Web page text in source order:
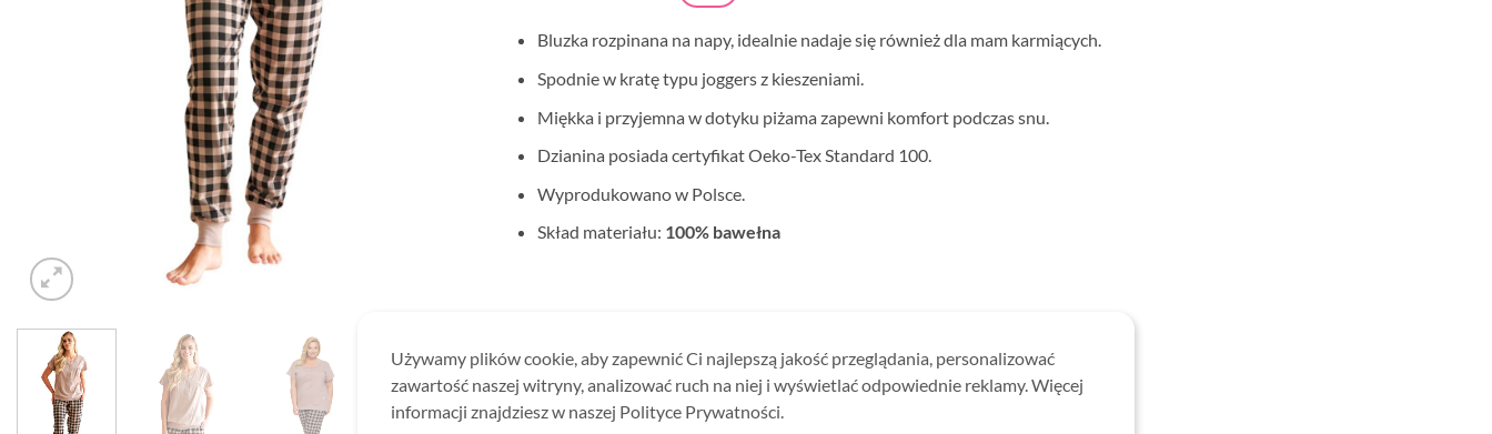
Bluzka rozpinana na napy, idealnie nadaje się również dla mam karmiących.
Spodnie w kratę typu joggers z kieszeniami.
Miękka i przyjemna w dotyku piżama zapewni komfort podczas snu.
Dzianina posiada certyfikat Oeko-Tex Standard 100.
Wyprodukowano w Polsce.
Skład materiału: 100% bawełna
Używamy plików cookie, aby zapewnić Ci najlepszą jakość przeglądania, personalizować
zawartość naszej witryny, analizować ruch na niej i wyświetlać odpowiednie reklamy. Więcej
informacji znajdziesz w naszej Polityce Prywatności.